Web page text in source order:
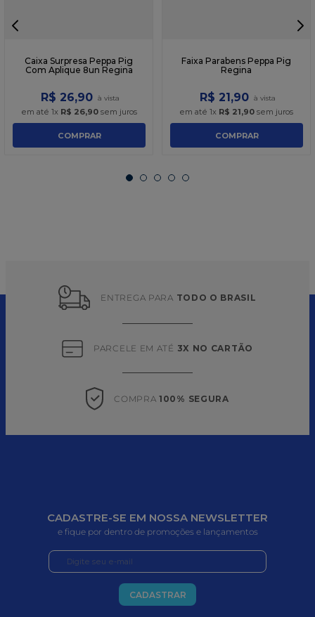
Caixa Surpresa Peppa Pig
Com Aplique 8un Regina
R$ 26,90
em até 1x R$ 26,90sem juros
COMPRAR
Faixa Parabens Peppa Pig
Regina
R$ 21 ,90
em até 1x R$ 21,90 sem juros
COMPRAR
ENTREGA PARA TODO O BRASIL
PARCELE EM ATÉ 3X NO CARTÃO
COMPRA 100% SEGURA
CADASTRE-SE EM NOSSA NEWSLETTER
e fique por dentro de promoções e lançamentos
CADASTRAR